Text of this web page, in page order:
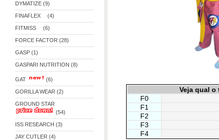
DYMATIZE (9)
FINAFLEX (4)
FITMISS (6)
FORCE FACTOR (28)
GASP (1)
GASPARI NUTRITION (8)
GAT (6)
GORILLA WEAR (2)
GROUND STAR
(54)
ISS RESEARCH (3)
JAY CUTLER (4)
Veja qual
F0
F1
F2
F3
F4